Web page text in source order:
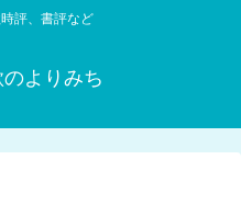
評、書評など
よりみち